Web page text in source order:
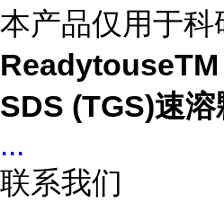
本产品仅用于科
SDS (TGS)速溶
...
联系我们